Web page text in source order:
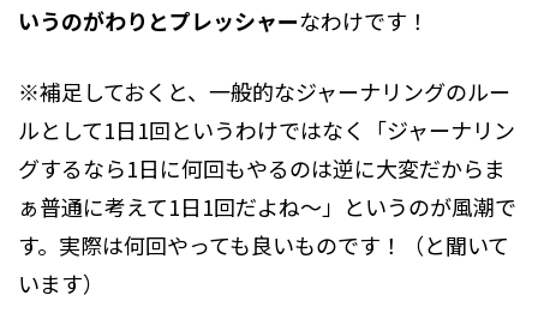
いうのがわりとプレッシャーなわけです！
※補足しておくと、一般的なジャーナリングのルー
ルとして1日1回というわけではなく「ジャーナリン
グするなら1日に何回もやるのは逆に大変だからま
ぁ普通に考えて1日1回だよね～」というのが風潮で
す。実際は何回やっても良いものです！（と聞いて
います）